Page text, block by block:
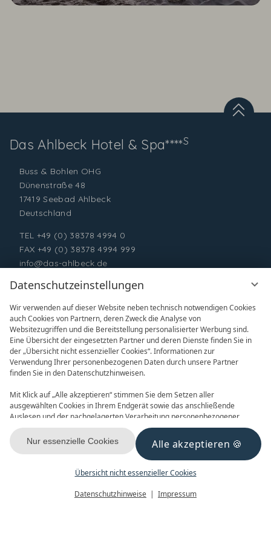
Datenschutzeinstellungen
Wir verwenden auf dieser Website neben technisch notwendigen Cookies
auch Cookies von Partnern, deren Zweck die Analyse von
Websitezugriffen und die Bereitstellung personalisierter Werbung sind.
Eine Übersicht der eingesetzten Partner und deren Dienste finden Sie in
der „Übersicht nicht essenzieller Cookies“. Informationen zur
Verwendung Ihrer personenbezogenen Daten durch unsere Partner
finden Sie in den Datenschutzhinweisen.
Mit Klick auf „Alle akzeptieren“ stimmen Sie dem Setzen aller
ausgewählten Cookies in Ihrem Endgerät sowie das anschließende
Auslesen und der nachgelagerten Verarbeitung personenbezogener
Daten (z.B. Ihrer IP-Adresse) durch uns und unseren Partnern zu. Falls
Sie damit nicht einverstanden sind, klicken Sie bitte auf „Nur essenzielle
Cookies“. Eine individuelle Auswahl können Sie unter „Übersicht nicht
essenzieller Cookies“ tätigen. Sie können Ihre Auswahl im Fußbereich
dieser Website oder in den Datenschutzhinweisen jederzeit aufrufen und
Alle akzeptieren
Nur essenzielle Cookies
Übersicht nicht essenzieller Cookies
Datenschutzhinweise Impressum
GutscheineBuchen
Das Ahlbeck Hotel & Spa****S
Buss & Bohlen OHG
Dünenstraße 48
17419 Seebad Ahlbeck
Deutschland
TEL +49 (0) 38378 4994 0
FAX +49 (0) 38378 4994 999
info@das-ahlbeck.de
ONLINE BUCHEN ANFRAGEN
GUTSCHEINE NEWSLETTER